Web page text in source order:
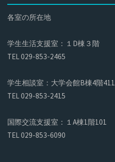
各室の所在地
学生生活支援室：１D棟３階
TEL 029-853-2465
学生相談室：大学会館B棟4階411
TEL 029-853-2415
国際交流支援室：１A棟1階101
TEL 029-853-6090